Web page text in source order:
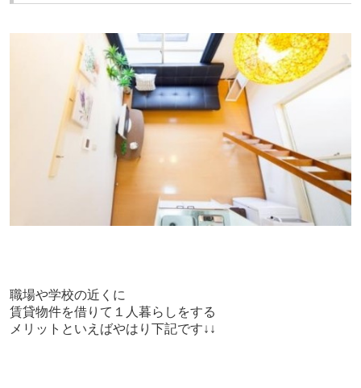
職場や学校の近くに
賃貸物件を借りて１人暮らしをする
メリットといえばやはり下記です↓↓